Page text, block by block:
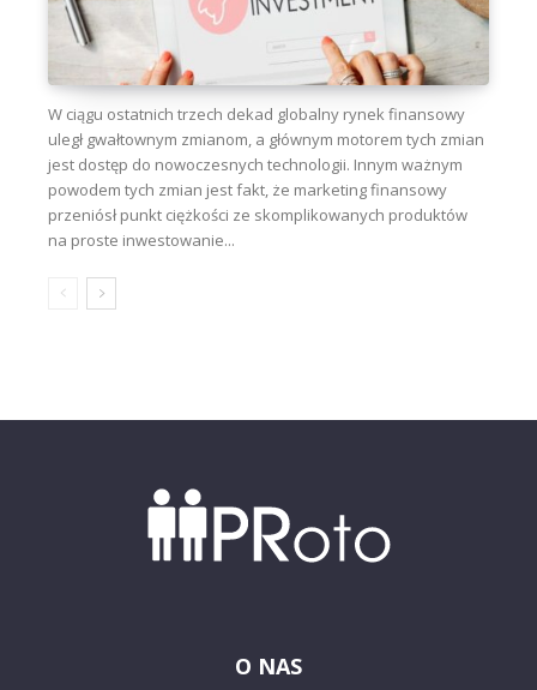
W ciągu ostatnich trzech dekad globalny rynek finansowy
uległ gwałtownym zmianom, a głównym motorem tych zmian
jest dostęp do nowoczesnych technologii. Innym ważnym
powodem tych zmian jest fakt, że marketing finansowy
przeniósł punkt ciężkości ze skomplikowanych produktów
na proste inwestowanie...
O NAS